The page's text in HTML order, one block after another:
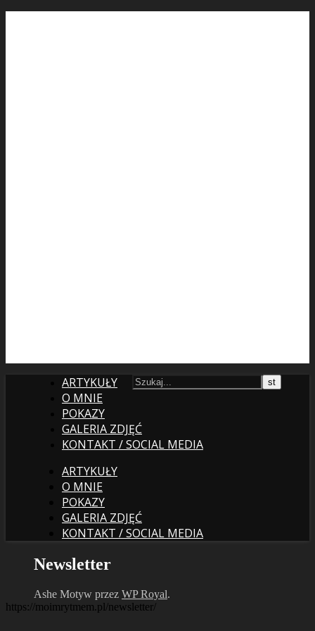
ARTYKUŁY
O MNIE
POKAZY
GALERIA ZDJĘĆ
KONTAKT / SOCIAL MEDIA
ARTYKUŁY
O MNIE
POKAZY
GALERIA ZDJĘĆ
KONTAKT / SOCIAL MEDIA
Newsletter
Ashe Motyw przez WP Royal.
https://moimrytmem.pl/newsletter/